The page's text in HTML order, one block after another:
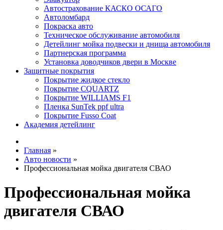
Автострахование КАСКО ОСАГО
Автоломбард
Покраска авто
Техническое обслуживание автомобиля
Детейлинг мойка подвески и днища автомобиля
Партнерская программа
Установка доводчиков двери в Москве
Защитные покрытия
Покрытие жидкое стекло
Покрытие CQUARTZ
Покрытие WILLIAMS F1
Пленка SunTek ppf ultra
Покрытие Fusso Coat
Академия детейлинг
Главная »
Авто новости »
Профессиональная мойка двигателя СВАО
Профессиональная мойка
двигателя СВАО